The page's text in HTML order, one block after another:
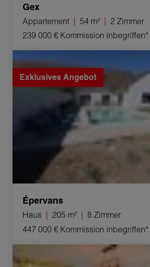
Gex
Appartement 54 m²
2 Zimmer
239 000 € Kommission inbegriffen*
Verkauf Haus Épervans 8 Zimmer 205 m²
Exklusives Angebot
Épervans
Haus 205 m²
8 Zimmer
447 000 € Kommission inbegriffen*
Verkauf Haus Damparis 6 Zimmer 97 m²